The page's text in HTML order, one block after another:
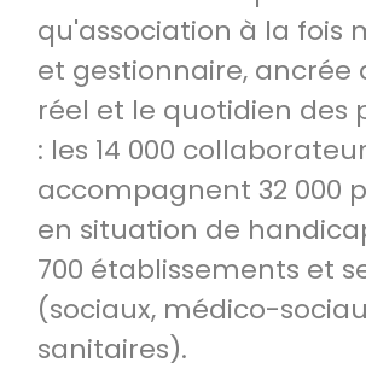
qu'association à la fois
et gestionnaire, ancrée
réel et le quotidien des
: les 14 000
accompagnent 32 000
en situation de
700 établissements et
(sociaux, médico-
sanitaires).